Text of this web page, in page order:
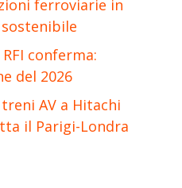
ferroviarie in
conferma:
del 2026
AV a Hitachi
il Parigi-Londra